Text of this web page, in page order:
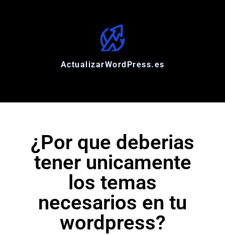
ActualizarWordPress.es
¿Por que deberias
tener unicamente
los temas
necesarios en tu
wordpress?